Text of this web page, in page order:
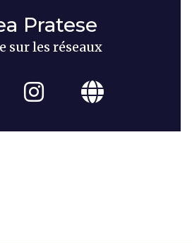
Pratese
sur les réseaux